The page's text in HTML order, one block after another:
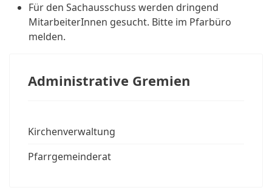
Für den Sachausschuss werden dringend
MitarbeiterInnen gesucht. Bitte im Pfarbüro
melden.
Administrative Gremien
Kirchenverwaltung
Pfarrgemeinderat